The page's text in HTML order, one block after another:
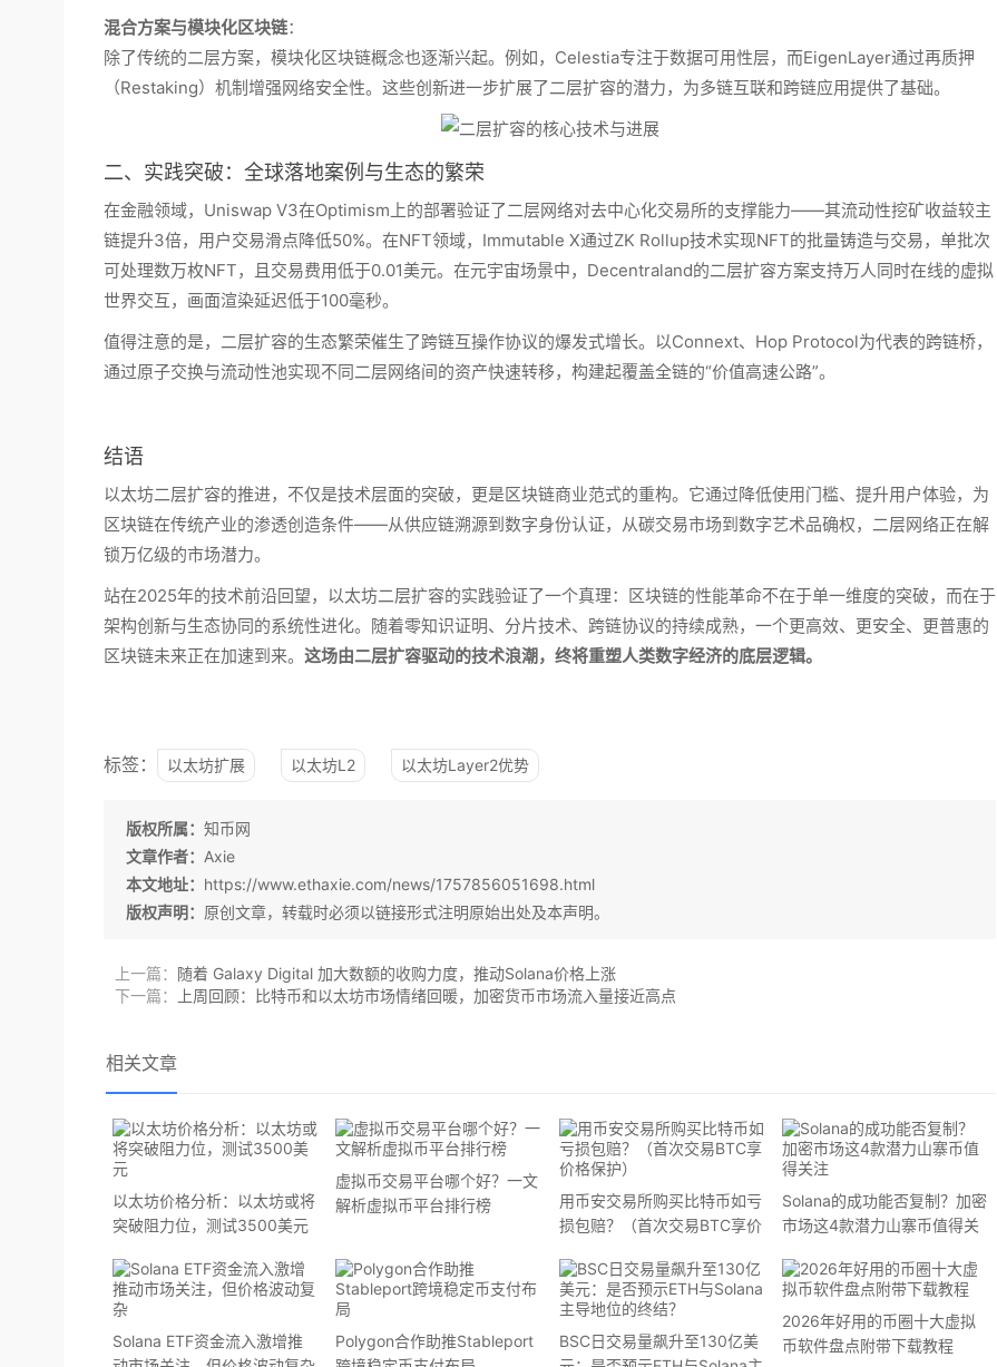
混合方案与模块化区块链：
除了传统的二层方案，模块化区块链概念也逐渐兴起。例如，Celestia专注于数据可用性层，而EigenLayer通过再质押
（Restaking）机制增强网络安全性。这些创新进一步扩展了二层扩容的潜力，为多链互联和跨链应用提供了基础。
二、实践突破：全球落地案例与生态的繁荣
在金融领域，Uniswap V3在Optimism上的部署验证了二层网络对去中心化交易所的支撑能力——其流动性挖矿收益较主
链提升3倍，用户交易滑点降低50%。在NFT领域，Immutable X通过ZK Rollup技术实现NFT的批量铸造与交易，单批次
可处理数万枚NFT，且交易费用低于0.01美元。在元宇宙场景中，Decentraland的二层扩容方案支持万人同时在线的虚拟
世界交互，画面渲染延迟低于100毫秒。
值得注意的是，二层扩容的生态繁荣催生了跨链互操作协议的爆发式增长。以Connext、Hop Protocol为代表的跨链桥，
通过原子交换与流动性池实现不同二层网络间的资产快速转移，构建起覆盖全链的“价值高速公路”。
结语
以太坊二层扩容的推进，不仅是技术层面的突破，更是区块链商业范式的重构。它通过降低使用门槛、提升用户体验，为
区块链在传统产业的渗透创造条件——从供应链溯源到数字身份认证，从碳交易市场到数字艺术品确权，二层网络正在解
锁万亿级的市场潜力。
站在2025年的技术前沿回望，以太坊二层扩容的实践验证了一个真理：区块链的性能革命不在于单一维度的突破，而在于
架构创新与生态协同的系统性进化。随着零知识证明、分片技术、跨链协议的持续成熟，一个更高效、更安全、更普惠的
区块链未来正在加速到来。 这场由二层扩容驱动的技术浪潮，终将重塑人类数字经济的底层逻辑。
标签： 以太坊扩展 以太坊L2 以太坊Layer2优势
版权所属： 知币网
文章作者： Axie
本文地址： https://www.ethaxie.com/news/1757856051698.html
版权声明： 原创文章，转载时必须以链接形式注明原始出处及本声明。
上一篇： 随着 Galaxy Digital 加大数额的收购力度，推动Solana价格上涨
下一篇：
上周回顾：比特币和以太坊市场情绪回暖，加密货币市场流入量接近高点
相关文章
以太坊价格分析：以太坊或将
突破阻力位，测试3500美元
虚拟币交易平台哪个好？一文
解析虚拟币平台排行榜
用币安交易所购买比特币如亏
损包赔？（首次交易BTC享价
Solana的成功能否复制？加密
市场这4款潜力山寨币值得关
Solana ETF资金流入激增推
Polygon合作助推Stableport
BSC日交易量飙升至130亿美
2026年好用的币圈十大虚拟
币软件盘点附带下载教程